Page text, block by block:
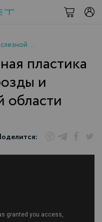
Neuramis Контурная пластика носослезной борозды и периорбитальной области
пластика
и
области